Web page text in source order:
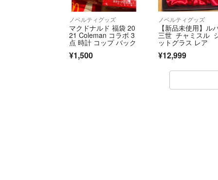
ノベルティグッズ
マクドナルド 福袋 20
21 Coleman コラボ 3
点 時計 コップ バック
¥1,500
ノベルティグッズ
【新品未使用】ル
三世 チャミスル
ットグラス レア
¥12,999